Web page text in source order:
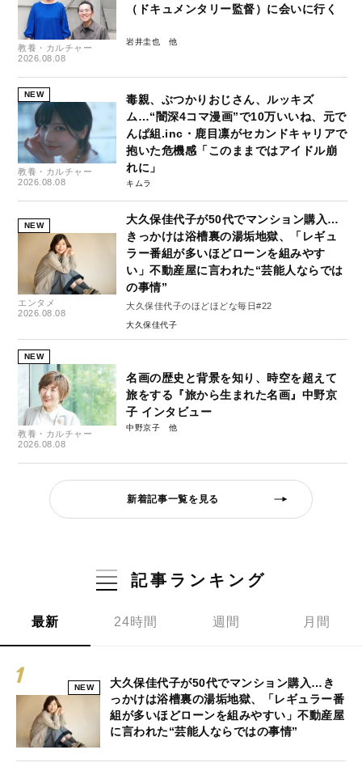
教養・カルチャー
2026.08.08
（ドキュメンタリー監督）に会いに行く
岩井圭也
NEW
教養・カルチャー
2026.08.08
毒親、ぶつかりおじさん、ルッキズ
ム…“闇深4コマ漫画”で10万いいね、元で
んぱ組.inc・鹿目凛がセカンドキャリアで
抱いた危機感「このままではアイドル崩
れに」
キムラ
NEW
エンタメ
2026.08.08
大久保佳代子が50代でマンション購入…
きっかけは浴槽裏の湯垢地獄、「レギュ
ラー番組が多いほどローンを組みやす
い」不動産屋に言われた“芸能人ならでは
の事情”
大久保佳代子のほどほどな毎日#22
大久保佳代子
NEW
教養・カルチャー
2026.08.08
名画の歴史と背景を知り、時空を超えて
旅をする『旅から生まれた名画』中野京
子 インタビュー
中野京子
新着記事一覧を見る
記事ランキング
最新 24時間 週間 月間
NEW
大久保佳代子が50代でマンション購入…き
っかけは浴槽裏の湯垢地獄、「レギュラー番
組が多いほどローンを組みやすい」不動産屋
に言われた“芸能人ならではの事情”